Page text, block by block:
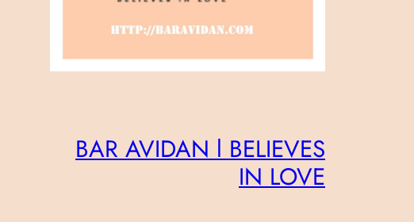
BAR AVIDAN l BELIEVES
IN LOVE